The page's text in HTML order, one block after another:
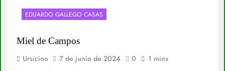
EDUARDO GALLEGO CASAS
Miel de Campos
Ursicino 7 de junio de 2024 0 1 mins